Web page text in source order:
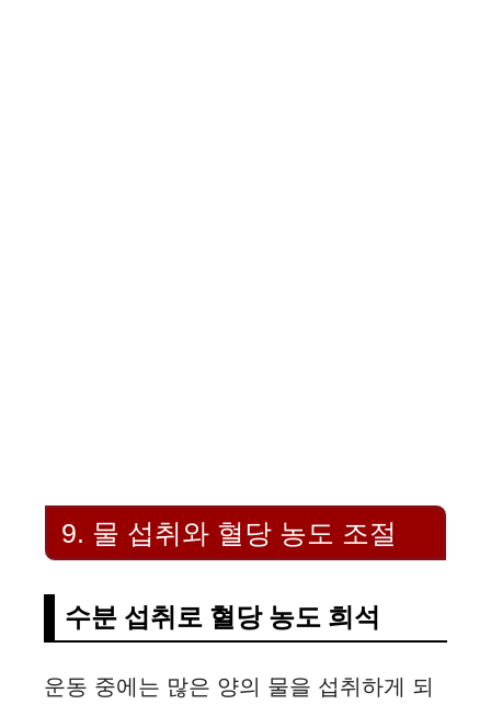
9. 물 섭취와 혈당 농도 조절
수분 섭취로 혈당 농도 희석
운동 중에는 많은 양의 물을 섭취하게 되